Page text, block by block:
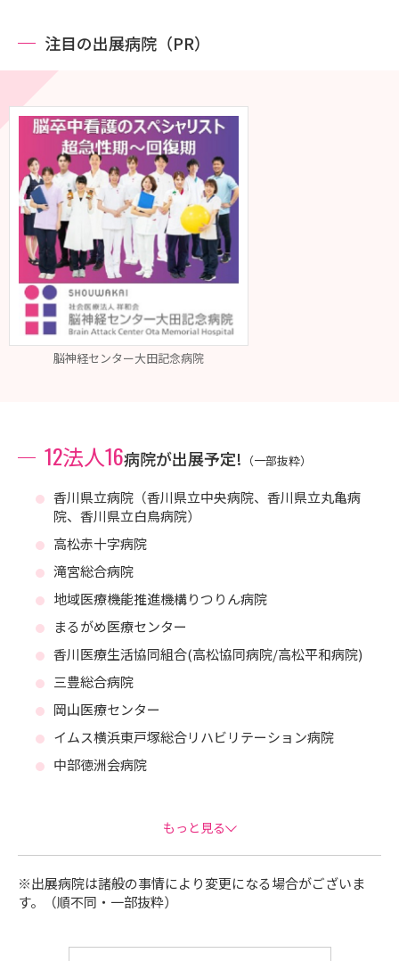
注目の出展病院（PR）
脳神経センター大田記念病院
12法人16病院が出展予定! （一部抜粋）
香川県立病院（香川県立中央病院、香川県立丸亀病
院、香川県立白鳥病院）
高松赤十字病院
滝宮総合病院
地域医療機能推進機構りつりん病院
まるがめ医療センター
香川医療生活協同組合(高松協同病院/高松平和病院)
三豊総合病院
岡山医療センター
イムス横浜東戸塚総合リハビリテーション病院
中部徳洲会病院
横浜新都市脳神経外科病院【IMSグループ】
もっと見る
※出展病院は諸般の事情により変更になる場合がございま
す。（順不同・一部抜粋）